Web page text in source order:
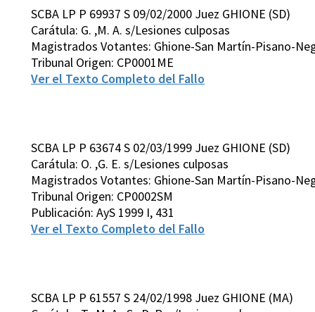
SCBA LP P 69937 S 09/02/2000 Juez GHIONE (SD)
Carátula: G. ,M. A. s/Lesiones culposas
Magistrados Votantes: Ghione-San Martín-Pisano-
Tribunal Origen: CP0001ME
Ver el Texto Completo del Fallo
SCBA LP P 63674 S 02/03/1999 Juez GHIONE (SD)
Carátula: O. ,G. E. s/Lesiones culposas
Magistrados Votantes: Ghione-San Martín-Pisano-
Tribunal Origen: CP0002SM
Publicación: AyS 1999 I, 431
Ver el Texto Completo del Fallo
SCBA LP P 61557 S 24/02/1998 Juez GHIONE (MA)